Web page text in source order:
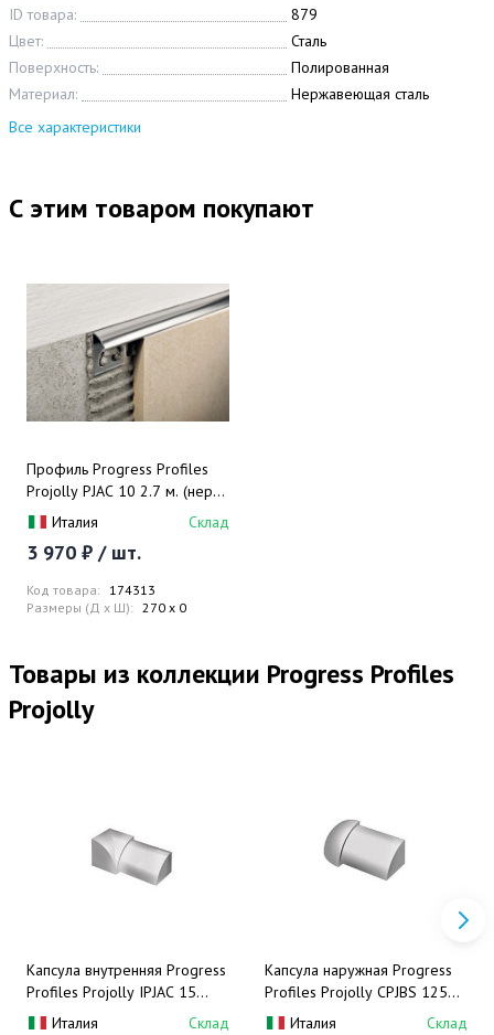
ID товара:
879
Цвет:
Сталь
Поверхность:
Полированная
Материал:
Нержавеющая сталь
Все характеристики
С этим товаром покупают
Профиль Progress Profiles
Projolly PJAC 10 2.7 м. (нерж.
сталь), полированный
Италия Склад
3 970 ₽ / шт.
Код товара: 174313
Размеры (Д x Ш): 270 x 0
Товары из коллекции Progress Profiles
Projolly
Капсула внутренняя Progress
Profiles Projolly IPJAC 15
(нерж.сталь), полированная
Италия Склад
Капсула наружная Progress
Profiles Projolly CPJBS 125
(серебро), крацованная
Италия Склад